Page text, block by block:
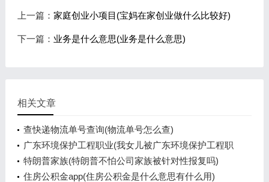
上一篇： 家庭创业小项目(宝妈在家创业做什么比较好)
下一篇： 业务是什么意思(业务是什么意思)
相关文章
查快递物流单号查询(物流单号怎么查)
广东环境保护工程职业(我女儿被广东环境保护工程职
业学院资源
特朗普家族(特朗普不怕公司家族被针对性报复吗)
住房公积金app(住房公积金是什么意思有什么用)